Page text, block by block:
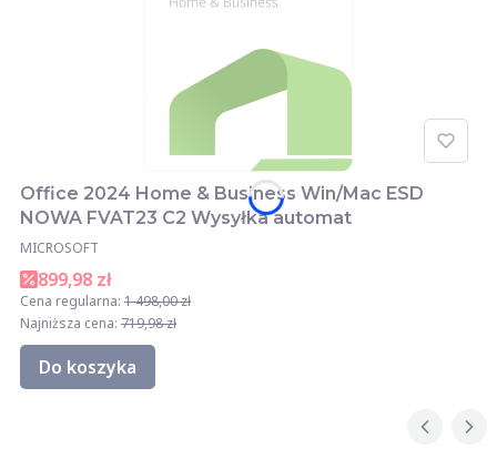
Office 2024 Home & Business Win/Mac ESD
NOWA FVAT23 C2 Wysyłka automat
MICROSOFT
899,98 zł
Cena regularna: 1 498,00 zł
Najniższa cena: 719,98 zł
Do koszyka